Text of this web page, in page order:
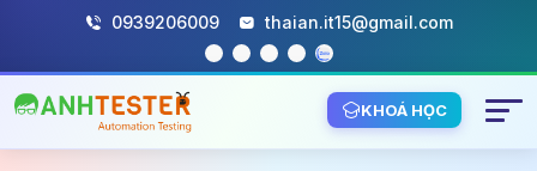
0939206009 thaian.it15@gmail.com
KHOÁ HỌC